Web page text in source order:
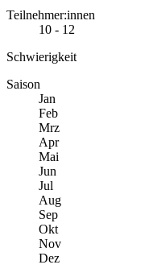
Teilnehmer:innen
10 - 12
Schwierigkeit
Saison
Jan
Feb
Mrz
Apr
Mai
Jun
Jul
Aug
Sep
Okt
Nov
Dez